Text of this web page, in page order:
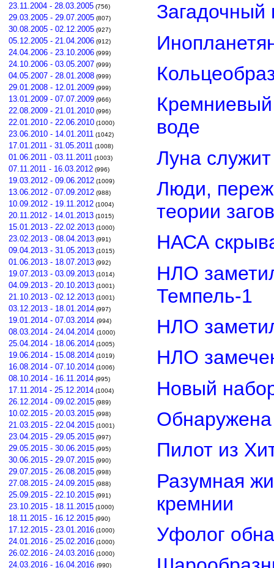
23.11.2004 - 28.03.2005 (756)
29.03.2005 - 29.07.2005 (807)
30.08.2005 - 02.12.2005 (927)
05.12.2005 - 21.04.2006 (912)
24.04.2006 - 23.10.2006 (999)
24.10.2006 - 03.05.2007 (999)
04.05.2007 - 28.01.2008 (999)
29.01.2008 - 12.01.2009 (999)
13.01.2009 - 07.07.2009 (966)
22.08.2009 - 21.01.2010 (996)
22.01.2010 - 22.06.2010 (1000)
23.06.2010 - 14.01.2011 (1042)
17.01.2011 - 31.05.2011 (1008)
01.06.2011 - 03.11.2011 (1003)
07.11.2011 - 16.03.2012 (996)
19.03.2012 - 09.06.2012 (1009)
13.06.2012 - 07.09.2012 (988)
10.09.2012 - 19.11.2012 (1004)
20.11.2012 - 14.01.2013 (1015)
15.01.2013 - 22.02.2013 (1000)
23.02.2013 - 08.04.2013 (991)
09.04.2013 - 31.05.2013 (1015)
01.06.2013 - 18.07.2013 (992)
19.07.2013 - 03.09.2013 (1014)
04.09.2013 - 20.10.2013 (1001)
21.10.2013 - 02.12.2013 (1001)
03.12.2013 - 18.01.2014 (997)
19.01.2014 - 07.03.2014 (994)
08.03.2014 - 24.04.2014 (1000)
25.04.2014 - 18.06.2014 (1005)
19.06.2014 - 15.08.2014 (1019)
16.08.2014 - 07.10.2014 (1006)
08.10.2014 - 16.11.2014 (995)
17.11.2014 - 25.12.2014 (1004)
26.12.2014 - 09.02.2015 (989)
10.02.2015 - 20.03.2015 (998)
21.03.2015 - 22.04.2015 (1001)
23.04.2015 - 29.05.2015 (997)
29.05.2015 - 30.06.2015 (995)
30.06.2015 - 29.07.2015 (990)
29.07.2015 - 26.08.2015 (998)
27.08.2015 - 24.09.2015 (988)
25.09.2015 - 22.10.2015 (991)
23.10.2015 - 18.11.2015 (1000)
18.11.2015 - 16.12.2015 (990)
17.12.2015 - 23.01.2016 (1000)
24.01.2016 - 25.02.2016 (1000)
26.02.2016 - 24.03.2016 (1000)
24.03.2016 - 16.04.2016 (990)
воде
Луна
Люди,
теории
НАСА
НЛО
Темпель-1
НЛО
НЛО
Новый
Обнаружена
Пилот из
Разумная
кремнии
Уфолог